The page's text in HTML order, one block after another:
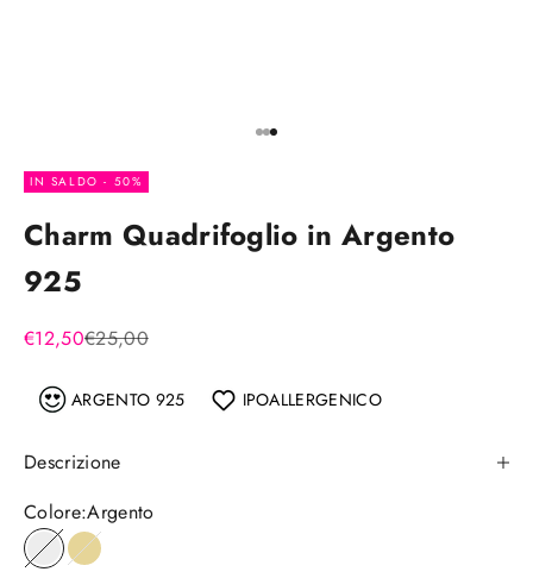
Vai all'articolo 1
Vai all'articolo 2
Vai all'articolo 3
IN SALDO - 50%
Charm Quadrifoglio in Argento
925
Prezzo scontato
€12,50Prezzo
€25,00
ARGENTO 925 IPOALLERGENICO
Descrizione
Colore:Argento
ArgentoPlaccato oro